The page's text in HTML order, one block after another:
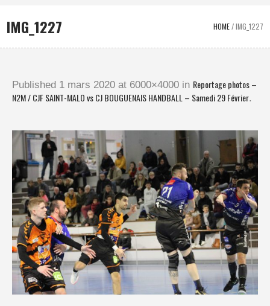
IMG_1227 HOME/IMG_1227
Published 1 mars 2020 at 6000×4000 in Reportage photos –
N2M / CJF SAINT-MALO vs CJ BOUGUENAIS HANDBALL – Samedi 29 Février.